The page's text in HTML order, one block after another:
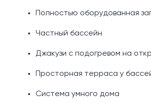
Полностью оборудованная
Частный бассейн
Джакузи с подогревом на
Просторная терраса у
Система умного дома